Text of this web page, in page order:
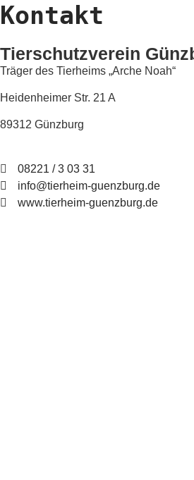
Kontakt
Tierschutzverein
Träger des Tierheims „Arche Noah“
Heidenheimer Str. 21 A
89312 Günzburg
08221 / 3 03 31
info@tierheim-guenzburg.de
www.tierheim-guenzburg.de